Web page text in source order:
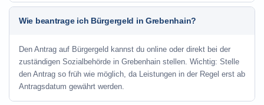
Wie beantrage ich Bürgergeld in Grebenhain?
Den Antrag auf Bürgergeld kannst du online oder direkt bei der
zuständigen Sozialbehörde in Grebenhain stellen. Wichtig: Stelle
den Antrag so früh wie möglich, da Leistungen in der Regel erst ab
Antragsdatum gewährt werden.